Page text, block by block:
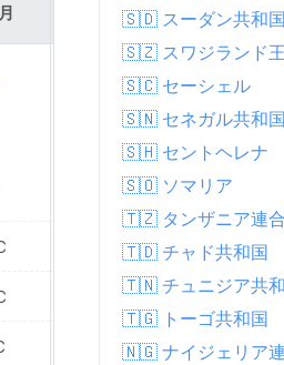
水 12. 8月
晴れ
33.5°C
25.4°C
20.8°C
🇸🇩 スーダン共和国
🇸🇿 スワジランド
🇸🇨 セーシェル
🇸🇳 セネガル共和国
🇸🇭 セントヘレナ
🇸🇴 ソマリア
🇹🇿 タンザニア連
🇹🇩 チャド共和国
🇹🇳 チュニジア共
🇹🇬 トーゴ共和国
🇳🇬 ナイジェリア